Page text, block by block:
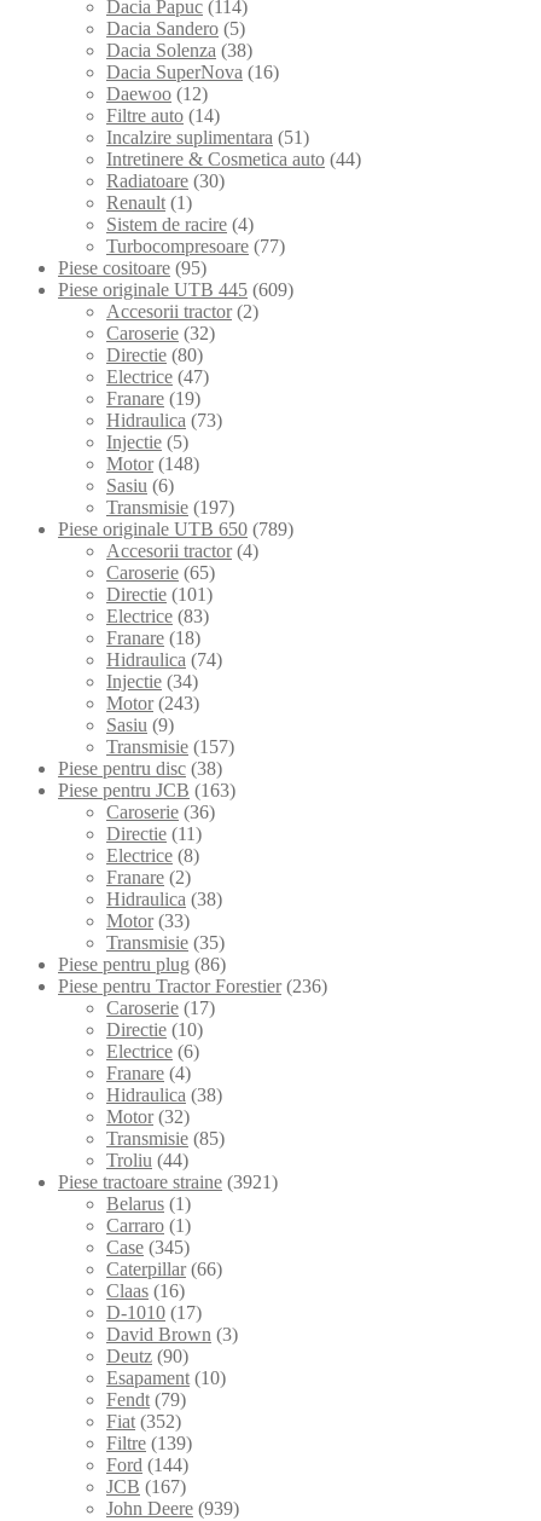
Dacia Papuc (114)
Dacia Sandero (5)
Dacia Solenza (38)
Dacia SuperNova (16)
Daewoo (12)
Filtre auto (14)
Incalzire suplimentara (51)
Intretinere & Cosmetica auto (44)
Radiatoare (30)
Renault (1)
Sistem de racire (4)
Turbocompresoare (77)
Piese cositoare (95)
Piese originale UTB 445 (609)
Accesorii tractor (2)
Caroserie (32)
Directie (80)
Electrice (47)
Franare (19)
Hidraulica (73)
Injectie (5)
Motor (148)
Sasiu (6)
Transmisie (197)
Piese originale UTB 650 (789)
Accesorii tractor (4)
Caroserie (65)
Directie (101)
Electrice (83)
Franare (18)
Hidraulica (74)
Injectie (34)
Motor (243)
Sasiu (9)
Transmisie (157)
Piese pentru disc (38)
Piese pentru JCB (163)
Caroserie (36)
Directie (11)
Electrice (8)
Franare (2)
Hidraulica (38)
Motor (33)
Transmisie (35)
Piese pentru plug (86)
Piese pentru Tractor Forestier (236)
Caroserie (17)
Directie (10)
Electrice (6)
Franare (4)
Hidraulica (38)
Motor (32)
Transmisie (85)
Troliu (44)
Piese tractoare straine (3921)
Belarus (1)
Carraro (1)
Case (345)
Caterpillar (66)
Claas (16)
D-1010 (17)
David Brown (3)
Deutz (90)
Esapament (10)
Fendt (79)
Fiat (352)
Filtre (139)
Ford (144)
JCB (167)
John Deere (939)